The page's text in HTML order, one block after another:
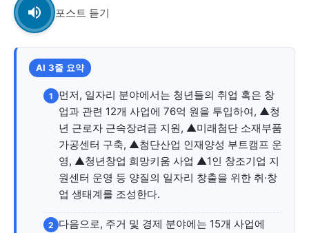
커뮤니티
자유게시판 미니게임 운세 풀이
서비스 & 앱
수완뉴스 추천 서비스
커뮤니티
자유게시판 미니게임 운세 풀이
서비스 & 앱
수완뉴스 추천 서비스
포스트 듣기
AI 3줄 요약
1
먼저, 일자리 분야에서는 청년들의 취업 혹은 창
업과 관련 12개 사업에 76억 원을 투입하여, ▲청
년 근로자 근속장려금 지원, ▲미래첨단 소재부품
가공센터 구축, ▲첨단산업 인재양성 부트캠프 운
영, ▲청년창업 희망키움 사업 ▲1인 창조기업 지
원센터 운영 등 양질의 일자리 창출을 위한 취·창
업 생태계를 조성한다.
2 다음으로, 주거 및 경제 분야에는 15개 사업에